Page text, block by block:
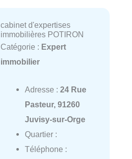
cabinet d'expertises
immobilières POTIRON
Catégorie : Expert
immobilier
Adresse : 24 Rue
Pasteur, 91260
Juvisy-sur-Orge
Quartier :
Téléphone :